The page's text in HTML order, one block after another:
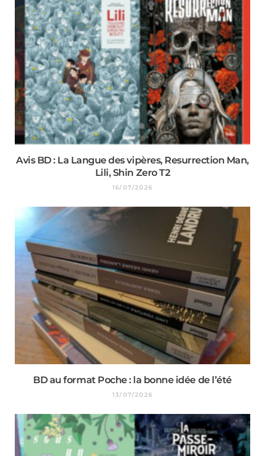
Avis BD : La Langue des vipères, Resurrection Man,
Lili, Shin Zero T2
16/07/2026
BD au format Poche : la bonne idée de l’été
13/07/2026